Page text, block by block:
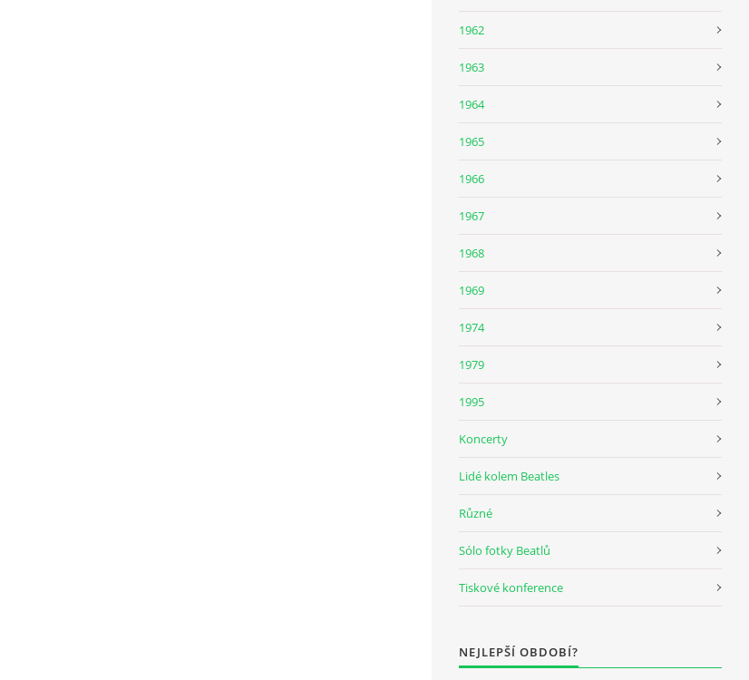
1962
1963
1964
1965
1966
1967
1968
1969
1974
1979
1995
Koncerty
Lidé kolem Beatles
Různé
Sólo fotky Beatlů
Tiskové konference
NEJLEPŠÍ OBDOBÍ?